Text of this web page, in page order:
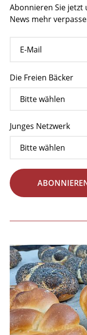
Abonnieren Sie jetzt
News mehr
Die Freien Bäcker
Junges Netzwerk